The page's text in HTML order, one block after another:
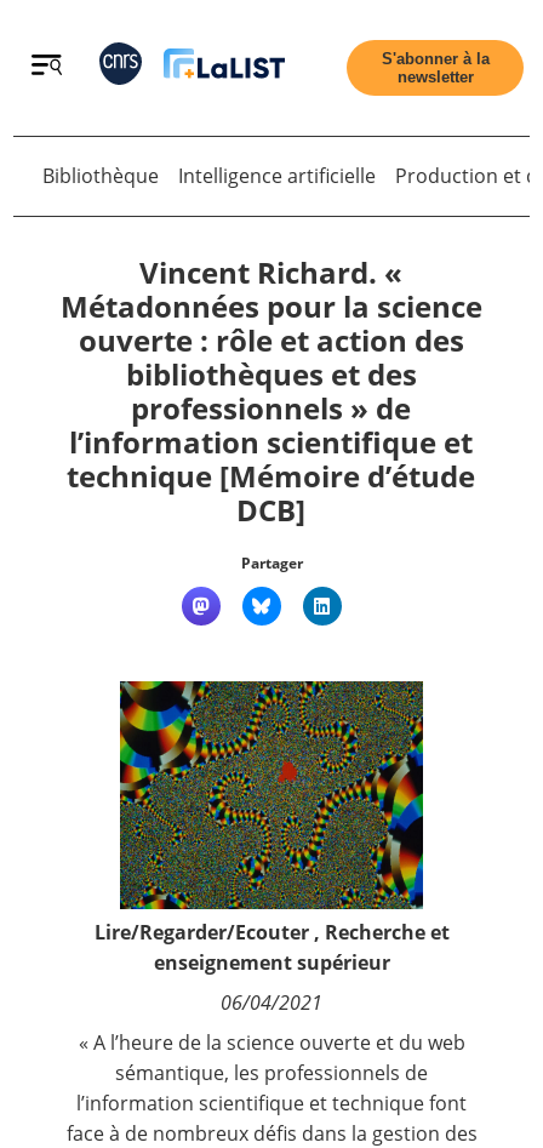
Retour
Accueil
Tous les articles
Qui sommes nous ?
S'abonner à la
newsletter
Bibliothèque Intelligence artificielle Production et
Vincent Richard. «
Métadonnées pour la science
ouverte : rôle et action des
bibliothèques et des
professionnels » de
l’information scientifique et
technique [Mémoire d’étude
DCB]
Partager
Lire/Regarder/Ecouter, Recherche et
enseignement supérieur
06/04/2021
« A l’heure de la science ouverte et du web
sémantique, les professionnels de
l’information scientifique et technique font
face à de nombreux défis dans la gestion des